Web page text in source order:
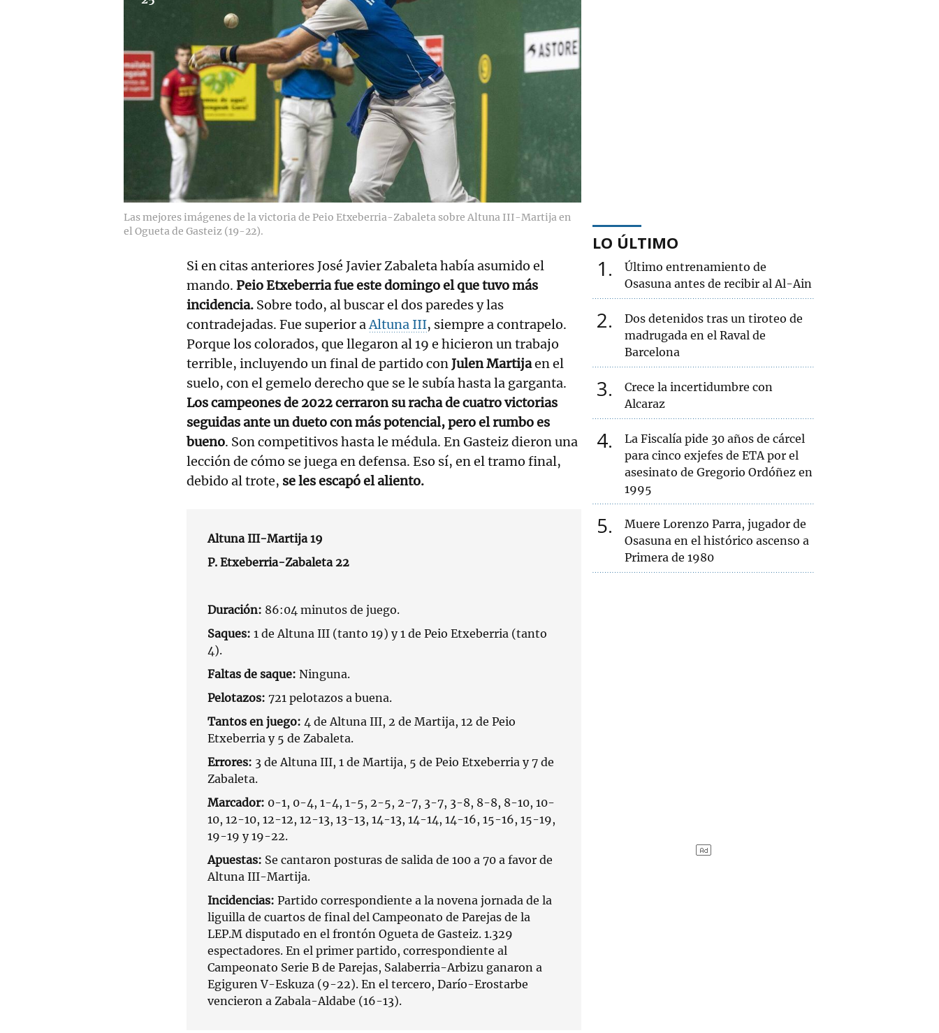
Las mejores imágenes de la victoria de Peio Etxeberria-Zabaleta sobre Altuna III-Martija en
el Ogueta de Gasteiz (19-22).
Si en citas anteriores José Javier Zabaleta había asumido el
mando. Peio Etxeberria fue este domingo el que tuvo más
incidencia. Sobre todo, al buscar el dos paredes y las
contradejadas. Fue superior aAltuna III, siempre a contrapelo.
Porque los colorados, que llegaron al 19 e hicieron un trabajo
terrible, incluyendo un final de partido conJulen Martijaen el
suelo, con el gemelo derecho que se le subía hasta la garganta.
Los campeones de 2022 cerraron su racha de cuatro victorias
seguidas ante un dueto con más potencial, pero el rumbo es
bueno. Son competitivos hasta le médula. En Gasteiz dieron una
lección de cómo se juega en defensa. Eso sí, en el tramo final,
debido al trote, se les escapó el aliento.
Altuna III-Martija 19
P. Etxeberria-Zabaleta 22
Duración: 86:04 minutos de juego.
Saques: 1 de Altuna III (tanto 19) y 1 de Peio Etxeberria (tanto
4).
Faltas de saque: Ninguna.
Pelotazos: 721 pelotazos a buena.
Tantos en juego: 4 de Altuna III, 2 de Martija, 12 de Peio
Etxeberria y 5 de Zabaleta.
Errores: 3 de Altuna III, 1 de Martija, 5 de Peio Etxeberria y 7 de
Zabaleta.
Marcador: 0-1, 0-4, 1-4, 1-5, 2-5, 2-7, 3-7, 3-8, 8-8, 8-10, 10-
10, 12-10, 12-12, 12-13, 13-13, 14-13, 14-14, 14-16, 15-16, 15-19,
19-19 y 19-22.
Apuestas: Se cantaron posturas de salida de 100 a 70 a favor de
Altuna III-Martija.
Incidencias: Partido correspondiente a la novena jornada de la
liguilla de cuartos de final del Campeonato de Parejas de la
LEP.M disputado en el frontón Ogueta de Gasteiz. 1.329
espectadores. En el primer partido, correspondiente al
Campeonato Serie B de Parejas, Salaberria-Arbizu ganaron a
Egiguren V-Eskuza (9-22). En el tercero, Darío-Erostarbe
vencieron a Zabala-Aldabe (16-13).
LO ÚLTIMO
1
Último entrenamiento de
Osasuna antes de recibir al Al-Ain
2
Dos detenidos tras un tiroteo de
madrugada en el Raval de
Barcelona
3
Crece la incertidumbre con
Alcaraz
4
La Fiscalía pide 30 años de cárcel
para cinco exjefes de ETA por el
asesinato de Gregorio Ordóñez en
1995
5
Muere Lorenzo Parra, jugador de
Osasuna en el histórico ascenso a
Primera de 1980